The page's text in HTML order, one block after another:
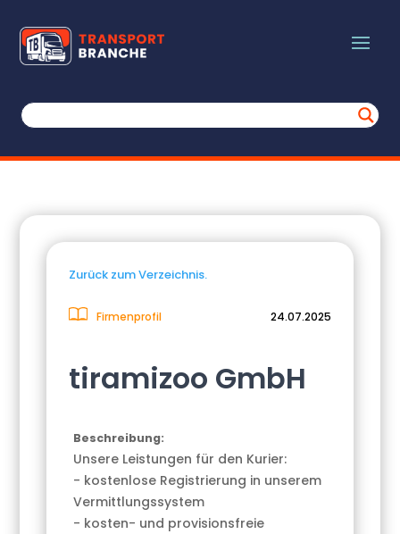
Zurück zum Verzeichnis.
Firmenprofil 24.07.2025
tiramizoo GmbH
Beschreibung:
Unsere Leistungen für den Kurier:
- kostenlose Registrierung in unserem
Vermittlungssystem
- kosten- und provisionsfreie